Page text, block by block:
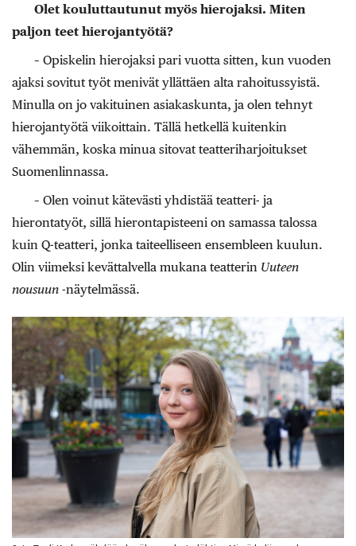
Olet kouluttautunut myös hierojaksi. Miten
paljon teet hierojantyötä?
– Opiskelin hierojaksi pari vuotta sitten, kun vuoden
ajaksi sovitut työt menivät yllättäen alta rahoitussyistä.
Minulla on jo vakituinen asiakaskunta, ja olen tehnyt
hierojantyötä viikoittain. Tällä hetkellä kuitenkin
vähemmän, koska minua sitovat teatteriharjoitukset
Suomenlinnassa.
– Olen voinut kätevästi yhdistää teatteri- ja
hierontatyöt, sillä hierontapisteeni on samassa talossa
kuin Q-teatteri, jonka taiteelliseen ensembleen kuulun.
Olin viimeksi kevättalvella mukana teatterin Uuteen
nousuun -näytelmässä.